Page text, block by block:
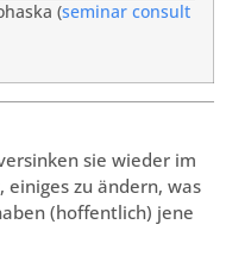
(seminar consult
sie wieder im
einiges zu ändern, was
(hoffentlich) jene